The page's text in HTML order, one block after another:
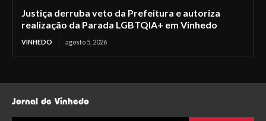
Justiça derruba veto da Prefeitura e autoriza
realização da Parada LGBTQIA+ em Vinhedo
VINHEDO agosto 5, 2026
Jornal de Vinhedo